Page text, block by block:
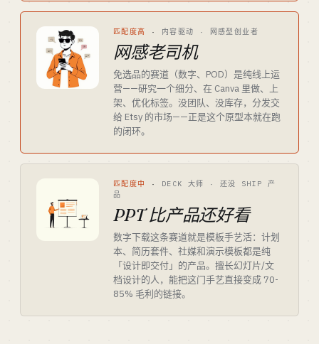
匹配度高 · 内容驱动 · 网感型创业者
网感老司机
免选品的赛道（数字、POD）是纯线上运
营——研究一个细分、在 Canva 里做、上
架、优化标签。没团队、没库存，分发交
给 Etsy 的市场——正是这个原型本就在跑
的闭环。
匹配度中 · DECK 大师 · 还没 SHIP 产
品
PPT 比产品还好看
数字下载这条赛道就是模板手艺活：计划
本、简历套件、社媒和演示模板都是纯
「设计即交付」的产品。擅长幻灯片/文
档设计的人，能把这门手艺直接变成 70-
85% 毛利的链接。